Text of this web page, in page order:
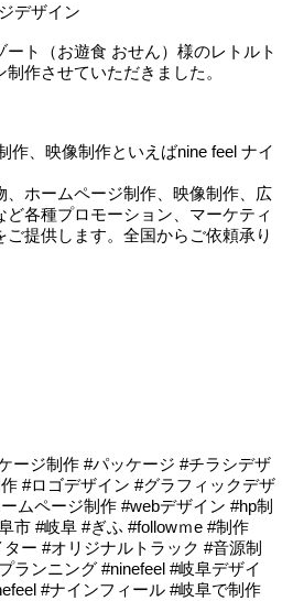
デザイン
ト（お遊食 おせん）様のレトルト
作させていただきました。
作、映像制作といえばnine feel ナイ
ホームページ制作、映像制作、広
各種プロモーション、マーケティ
提供します。全国からご依頼承り
ージ制作 #パッケージ #チラシデザ
#ロゴデザイン #グラフィックデザ
ムページ制作 #webデザイン #hp制
市 #岐阜 #ぎふ #followｍe #制作
ー #オリジナルトラック #音源制
ランニング #ninefeel #岐阜デザイ
#ナインフィール #岐阜で制作